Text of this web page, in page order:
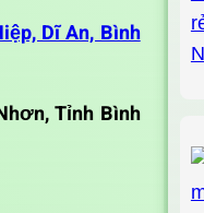
Dĩ An, Bình
Tỉnh Bình